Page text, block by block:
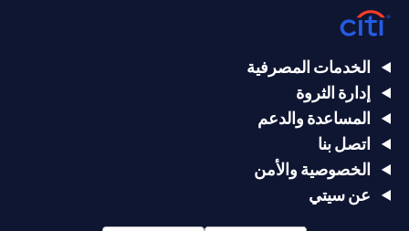
الخدمات المصرفية
إدارة الثروة
المساعدة والدعم
اتصل بنا
الخصوصية والأمن
عن سيتي